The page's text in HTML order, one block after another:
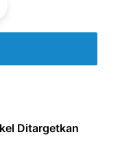
Ditargetkan